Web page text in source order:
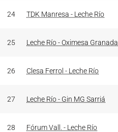
24 TDK Manresa - Leche Río
25 Leche Río - Oximesa Granada
26 Clesa Ferrol - Leche Río
27 Leche Río - Gin MG Sarriá
28 Fórum Vall. - Leche Río